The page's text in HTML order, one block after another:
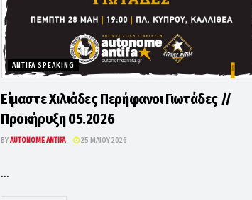
ANTIFA SPEAKING
Είμαστε Χιλιάδες Περήφανοι Γιωτάδες //
Προκήρυξη 05.2026
BYAUTONOME ANTIFA 25 ΜΑΪ́ΟΥ 2026
...